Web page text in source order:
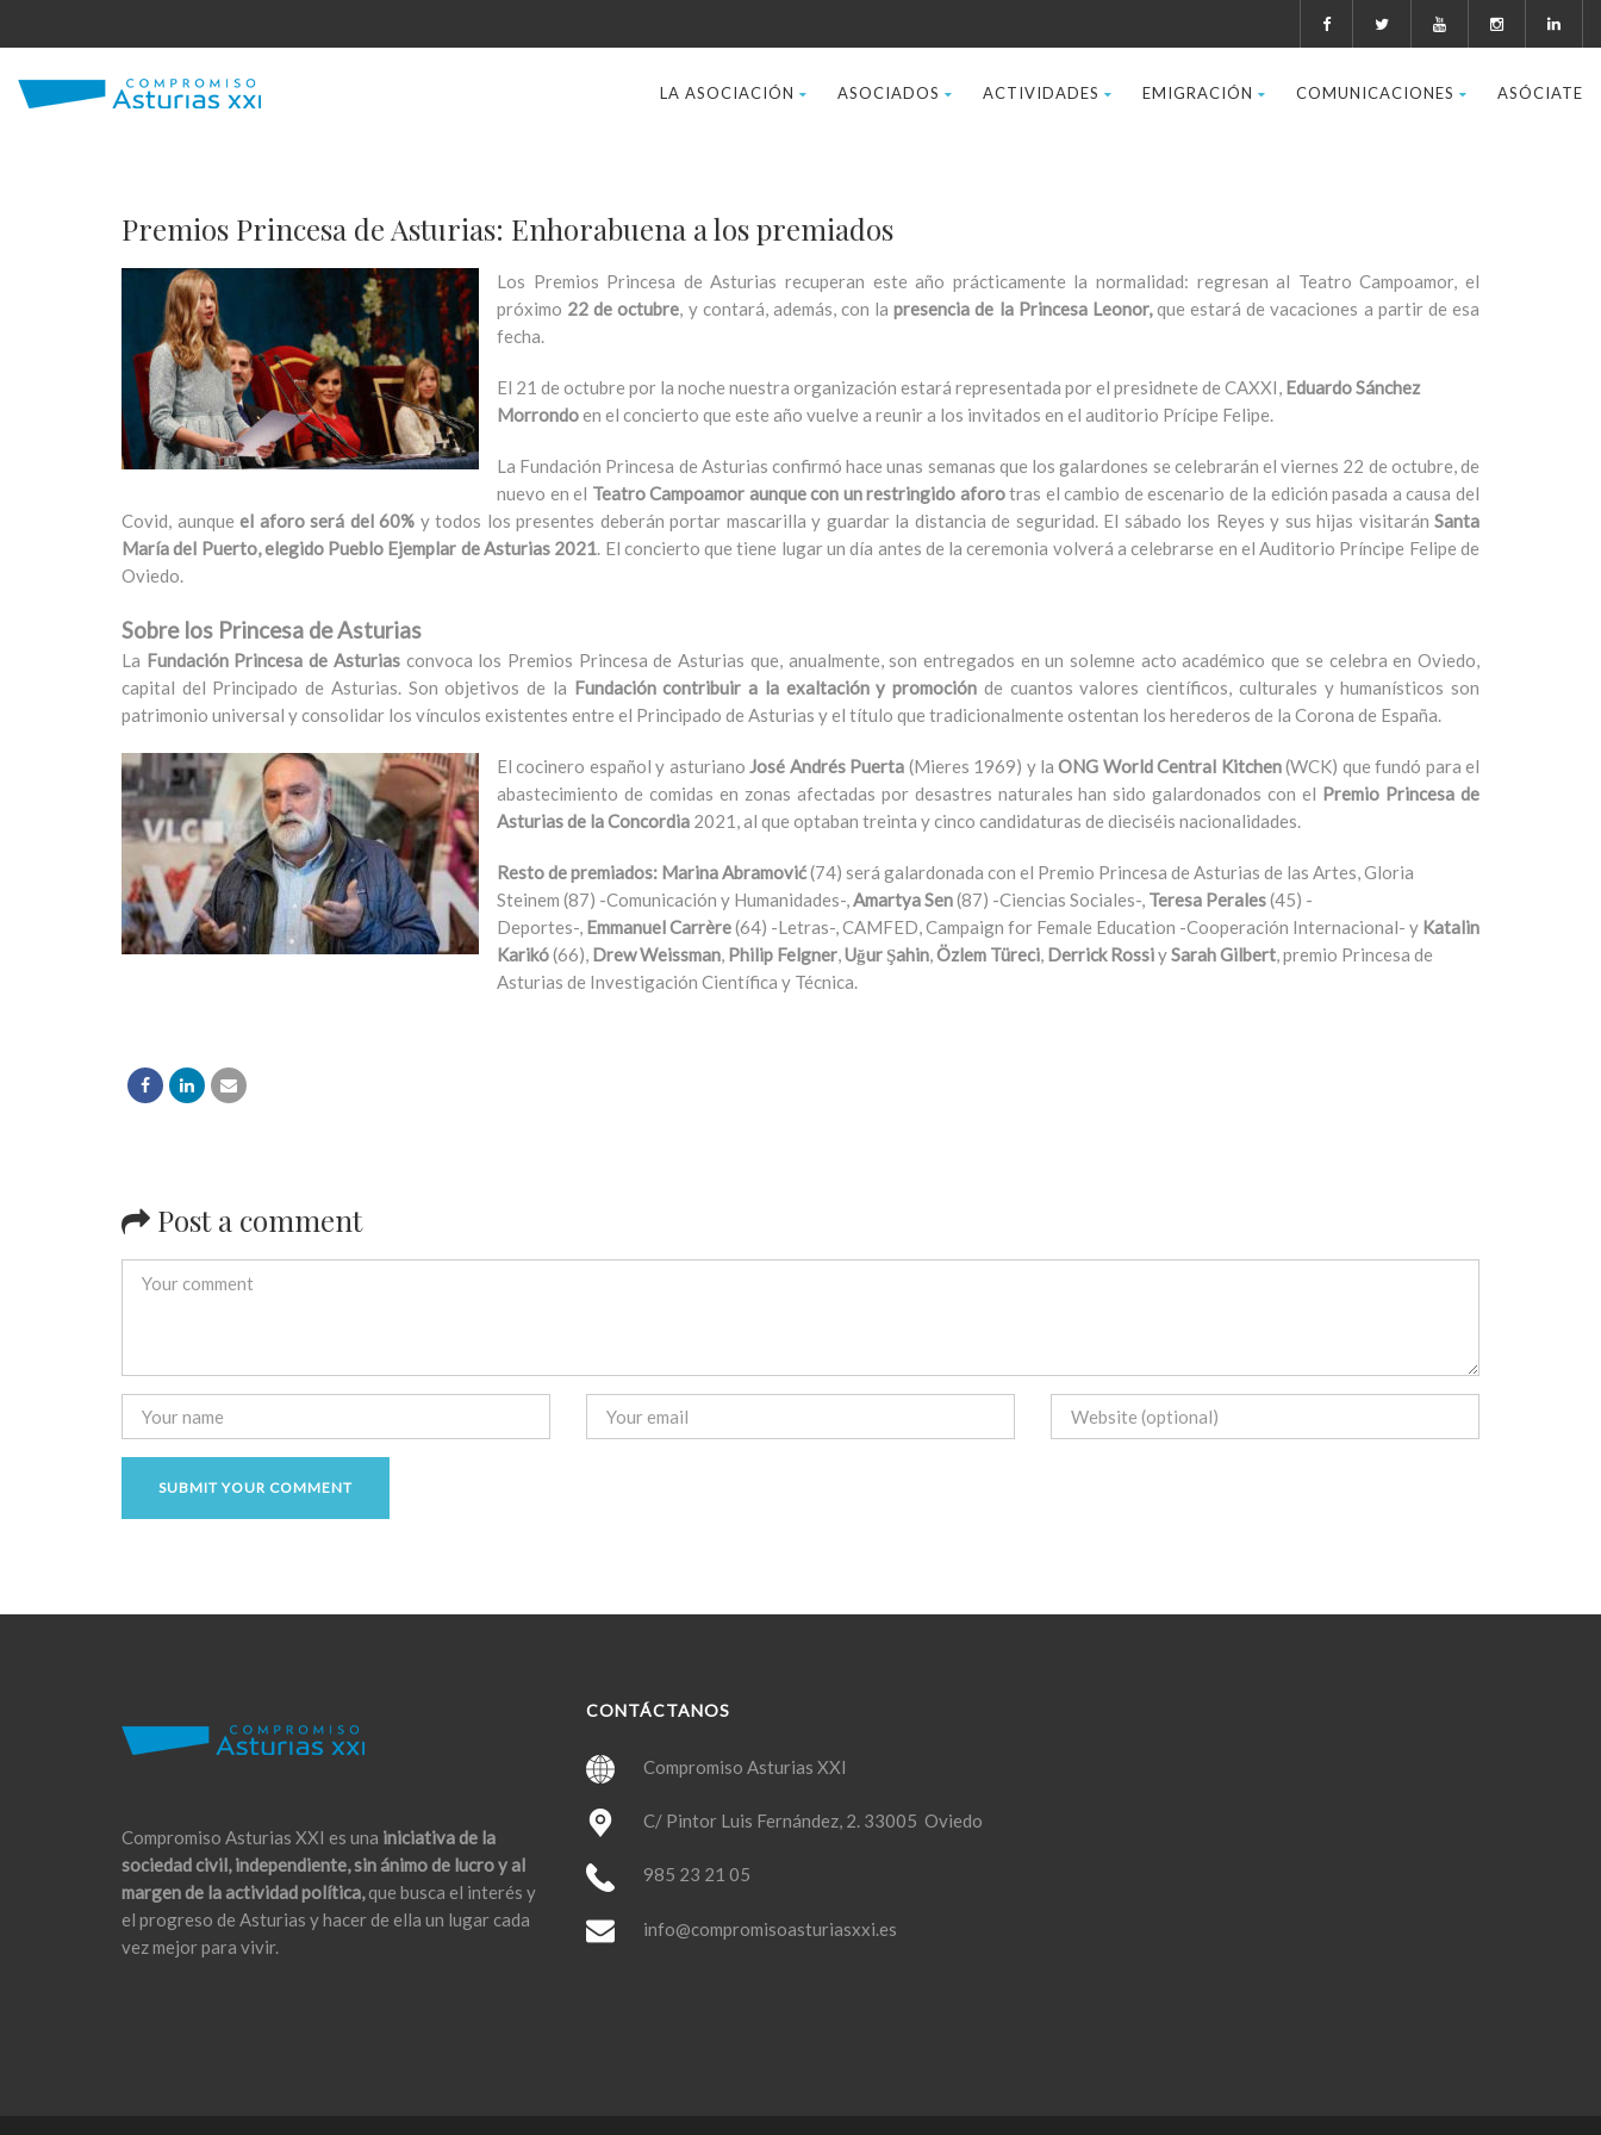
LA ASOCIACIÓN ASOCIADOS ACTIVIDADES EMIGRACIÓN COMUNICACIONES ASÓCIATE
Premios Princesa de Asturias: Enhorabuena a los premiados
Los Premios Princesa de Asturias recuperan este año prácticamente la normalidad: regresan al Teatro Campoamor, el
próximo 22 de octubre, y contará, además, con la presencia de la Princesa Leonor,que estará de vacaciones a partir de esa
fecha.
El 21 de octubre por la noche nuestra organización estará representada por el presidnete de CAXXI, Eduardo Sánchez
Morrondoen el concierto que este año vuelve a reunir a los invitados en el auditorio Prícipe Felipe.
La Fundación Princesa de Asturias confirmó hace unas semanas que los galardones se celebrarán el viernes 22 de octubre, de
nuevo en el Teatro Campoamor aunque con un restringido aforotras el cambio de escenario de la edición pasada a causa del
Covid, aunque el aforo será del 60% y todos los presentes deberán portar mascarilla y guardar la distancia de seguridad. El sábado los Reyes y sus hijas visitarán Santa
María del Puerto, elegido Pueblo Ejemplar de Asturias 2021. El concierto que tiene lugar un día antes de la ceremonia volverá a celebrarse en el Auditorio Príncipe Felipe de
Oviedo.
Sobre los Princesa de Asturias
La Fundación Princesa de Asturiasconvoca los Premios Princesa de Asturias que, anualmente, son entregados en un solemne acto académico que se celebra en Oviedo,
capital del Principado de Asturias. Son objetivos de la Fundación contribuir a la exaltación y promoción de cuantos valores científicos, culturales y humanísticos son
patrimonio universal y consolidar los vínculos existentes entre el Principado de Asturias y el título que tradicionalmente ostentan los herederos de la Corona de España.
El cocinero español y asturianoJosé Andrés Puerta (Mieres 1969) y laONG World Central Kitchen(WCK) que fundó para el
abastecimiento de comidas en zonas afectadas por desastres naturales han sido galardonados con el Premio Princesa de
Asturias de la Concordia 2021, al que optaban treinta y cinco candidaturas de dieciséis nacionalidades.
Resto de premiados: Marina Abramović(74) será galardonada con el Premio Princesa de Asturias de las Artes, Gloria
Steinem (87) -Comunicación y Humanidades-,Amartya Sen(87) -Ciencias Sociales-, Teresa Perales(45) -
Deportes-, Emmanuel Carrère(64) -Letras-, CAMFED, Campaign for Female Education -Cooperación Internacional- y Katalin
Karikó(66), Drew Weissman, Philip Felgner,Uğur Şahin,Özlem Türeci, Derrick RossiySarah Gilbert, premio Princesa de
Asturias de Investigación Científica y Técnica.
Post a comment
Compromiso Asturias XXI es una iniciativa de la
sociedad civil, independiente, sin ánimo de lucro y al
margen de la actividad política,que busca el interés y
el progreso de Asturias y hacer de ella un lugar cada
vez mejor para vivir.
CONTÁCTANOS
Compromiso Asturias XXI
C/ Pintor Luis Fernández, 2. 33005 Oviedo
985 23 21 05
info@compromisoasturiasxxi.es